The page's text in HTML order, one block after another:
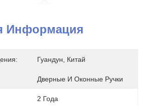
Информация
Гуандун, Китай
Дверные И Оконные Ручки
2 Года